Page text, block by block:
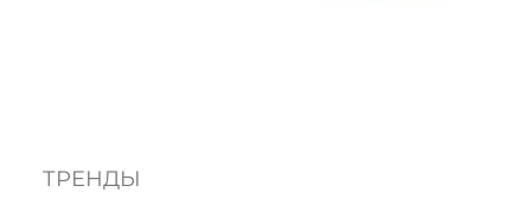
ТРЕНДЫ